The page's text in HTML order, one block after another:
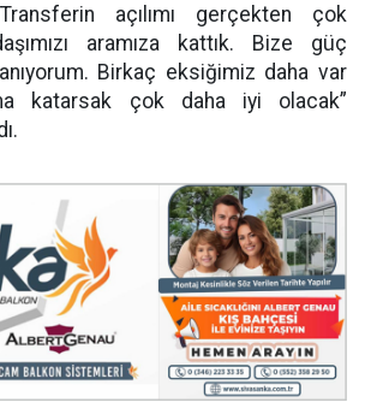
açılımı gerçekten çok
aramıza kattık. Bize güç
Birkaç eksiğimiz daha var
katarsak çok daha iyi olacak”